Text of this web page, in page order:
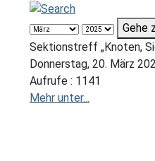
Gehe
Sektionstreff „Knoten,
Donnerstag, 20. März
Aufrufe : 1141
Mehr unter...